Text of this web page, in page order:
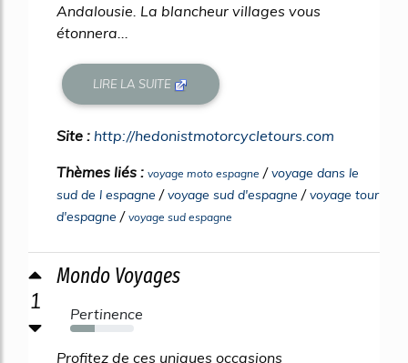
Andalousie. La blancheur villages vous
étonnera...
LIRE LA SUITE
Site : http://hedonistmotorcycletours.com
Thèmes liés : voyage moto espagne /voyage dans le
sud de l espagne /voyage sud d'espagne /voyage tour
d'espagne / voyage sud espagne
1
Mondo Voyages
Pertinence
39%
Profitez de ces uniques occasions